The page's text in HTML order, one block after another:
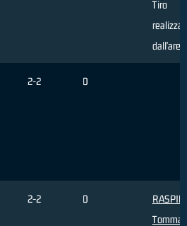
Tiro
dall'area
2-2 0
2-2 0